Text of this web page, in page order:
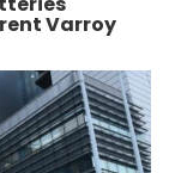
Varroy